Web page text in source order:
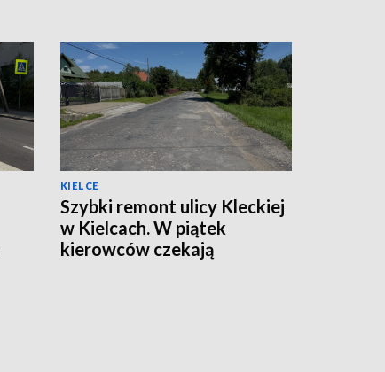
KIELCE
Szybki remont ulicy Kleckiej
w Kielcach. W piątek
kierowców czekają